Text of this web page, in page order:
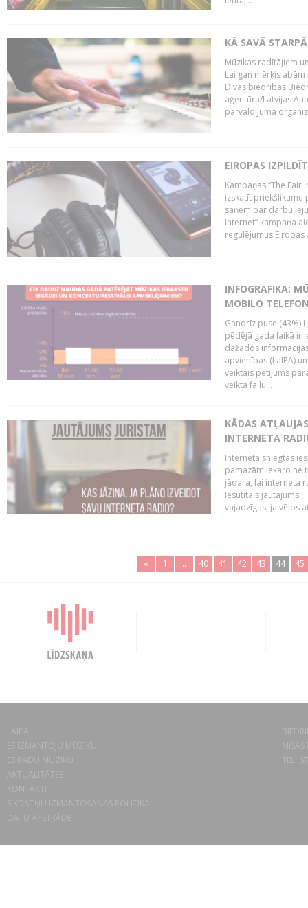
KĀ SAVĀ
Mūzikas radītājiem
Lai gan mērķis
Divas biedrības
aģentūra/Latvijas
pārvaldījuma
EIROPAS
Kampaņas “The
izskatīt priekšlikumu
saņem par darbu
Internet” kampaņa
regulējumus
INFOGRAFIKA:
MOBILO
Gandrīz puse (43%)
pēdējā gada laikā ir
dažādos
apvienības (LaIPA)
veiktais pētījums
veikta failu...
KĀDAS
INTERNETA
Interneta sniegtās
pamazām iekaro ne
jādara, lai interneta
Iesūtītais jautājums:
vajadzīgas, ja vēlos
« 1 .. 40 41 42 43 44 45
LAIPA
ES IZMANTOJU MŪZIKU
ES RADU MŪZIKU
AKTUALITĀTES
KONTAKTI
SĪKDATŅU IZMANTOŠANAS POLITIKA
DATU APSTRĀDE
TEL.